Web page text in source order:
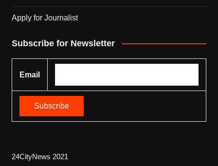
Apply for Journalist
Subscribe for Newsletter
Email
24CityNews 2021